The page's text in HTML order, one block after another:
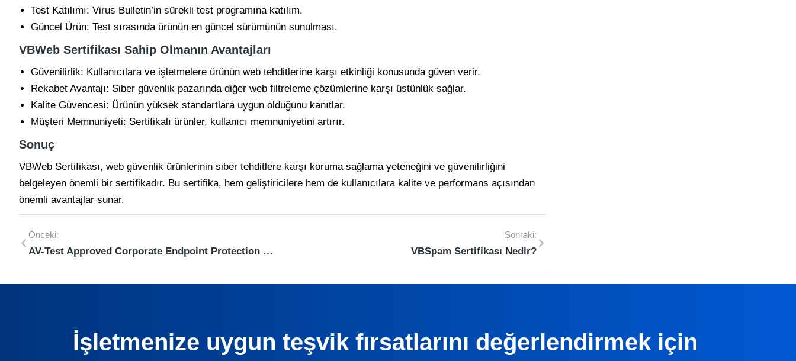
Test Katılımı: Virus Bulletin’in sürekli test programına katılım.
Güncel Ürün: Test sırasında ürünün en güncel sürümünün sunulması.
VBWeb Sertifikası Sahip Olmanın Avantajları
Güvenilirlik: Kullanıcılara ve işletmelere ürünün web tehditlerine karşı etkinliği konusunda güven verir.
Rekabet Avantajı: Siber güvenlik pazarında diğer web filtreleme çözümlerine karşı üstünlük sağlar.
Kalite Güvencesi: Ürünün yüksek standartlara uygun olduğunu kanıtlar.
Müşteri Memnuniyeti: Sertifikalı ürünler, kullanıcı memnuniyetini artırır.
Sonuç
VBWeb Sertifikası, web güvenlik ürünlerinin siber tehditlere karşı koruma sağlama yeteneğini ve güvenilirliğini
belgeleyen önemli bir sertifikadır. Bu sertifika, hem geliştiricilere hem de kullanıcılara kalite ve performans açısından
önemli avantajlar sunar.
Önceki:
AV-Test Approved Corporate Endpoint Protection Sertifikası Nedir?
Sonraki:
VBSpam Sertifikası Nedir?
İşletmenize uygun teşvik fırsatlarını değerlendirmek için